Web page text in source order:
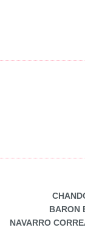
BARON
NAVARRO